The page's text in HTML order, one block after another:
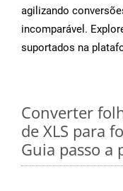
agilizando
incomparável.
suportados na
Converter
de XLS para
Guia passo a